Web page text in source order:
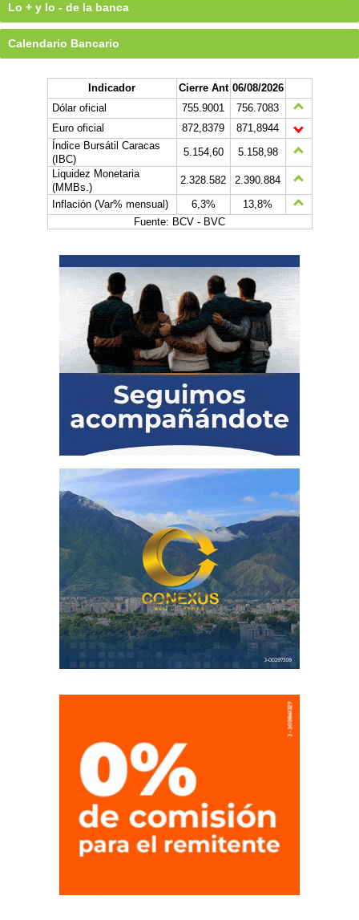
Lo + y lo - de la banca
Calendario Bancario
Indicador Cierre Ant 06/08/2026
Dólar oficial
755.9001
756.7083
Euro oficial
872,8379
871,8944
Índice Bursátil Caracas
(IBC)
5.154,60
5.158,98
Liquidez Monetaria
(MMBs.)
2.328.582
2.390.884
Inflación (Var% mensual)
6,3%
13,8%
Fuente: BCV - BVC